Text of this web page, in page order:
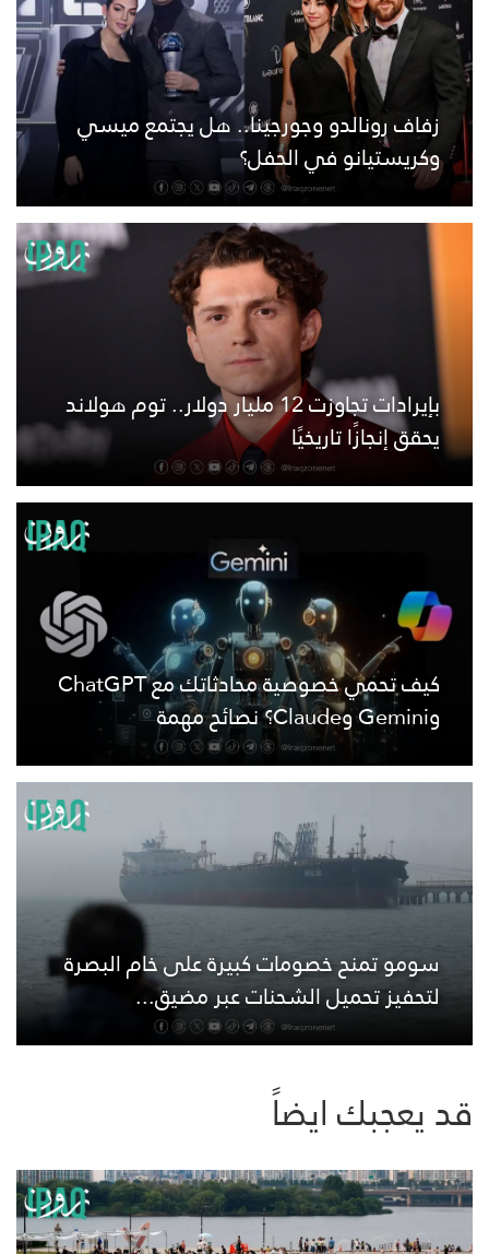
زفاف رونالدو وجورجينا.. هل يجتمع ميسي
وكريستيانو في الحفل؟
بإيرادات تجاوزت 12 مليار دولار.. توم هولاند
يحقق إنجازًا تاريخيًا
كيف تحمي خصوصية محادثاتك مع ChatGPT
وGemini وClaude؟ نصائح مهمة
سومو تمنح خصومات كبيرة على خام البصرة
لتحفيز تحميل الشحنات عبر مضيق...
قد يعجبك ايضاً